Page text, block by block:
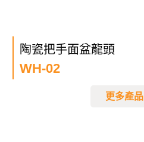
陶瓷把手面盆龍頭
WH-02
更多產品